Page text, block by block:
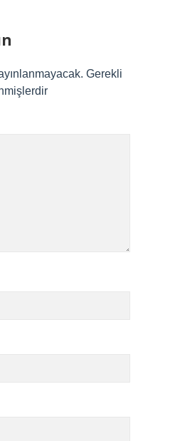
Gerekli